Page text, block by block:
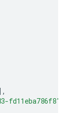
fd11eba786f8"